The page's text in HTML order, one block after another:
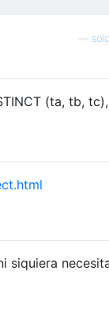
(ta, tb,
siquiera